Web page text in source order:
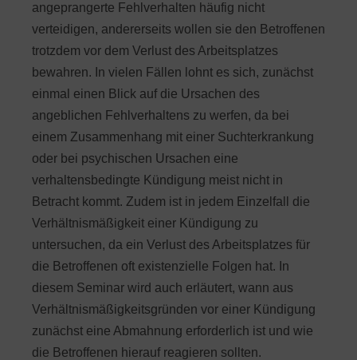
angeprangerte Fehlverhalten häufig nicht
verteidigen, andererseits wollen sie den Betroffenen
trotzdem vor dem Verlust des Arbeitsplatzes
bewahren. In vielen Fällen lohnt es sich, zunächst
einmal einen Blick auf die Ursachen des
angeblichen Fehlverhaltens zu werfen, da bei
einem Zusammenhang mit einer Suchterkrankung
oder bei psychischen Ursachen eine
verhaltensbedingte Kündigung meist nicht in
Betracht kommt. Zudem ist in jedem Einzelfall die
Verhältnismäßigkeit einer Kündigung zu
untersuchen, da ein Verlust des Arbeitsplatzes für
die Betroffenen oft existenzielle Folgen hat. In
diesem Seminar wird auch erläutert, wann aus
Verhältnismäßigkeitsgründen vor einer Kündigung
zunächst eine Abmahnung erforderlich ist und wie
die Betroffenen hierauf reagieren sollten.